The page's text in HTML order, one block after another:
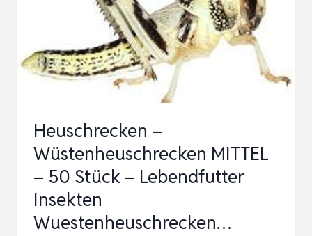
–
LEBENDFUTTER
INSEKTEN
WUESTENHEUSCHRECK…
Heuschrecken –
Wüstenheuschrecken MITTEL
– 50 Stück – Lebendfutter
Insekten
Wuestenheuschrecken…